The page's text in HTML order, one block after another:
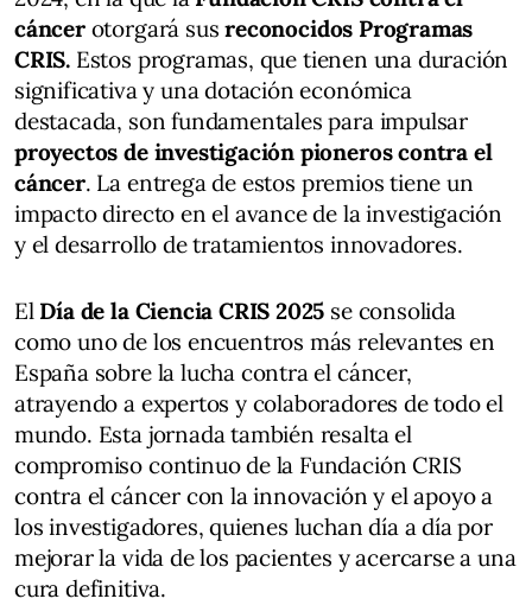
cáncerotorgará susreconocidos Programas
CRIS. Estos programas, que tienen una duración
significativa y una dotación económica
destacada, son fundamentales para impulsar
proyectos de investigación pioneros contra el
cáncer. La entrega de estos premios tiene un
impacto directo en el avance de la investigación
y el desarrollo de tratamientos innovadores.
El Día de la Ciencia CRIS 2025 se consolida
como uno de los encuentros más relevantes en
España sobre la lucha contra el cáncer,
atrayendo a expertos y colaboradores de todo el
mundo. Esta jornada también resalta el
compromiso continuo de la Fundación CRIS
contra el cáncer con la innovación y el apoyo a
los investigadores, quienes luchan día a día por
mejorar la vida de los pacientes y acercarse a una
cura definitiva.